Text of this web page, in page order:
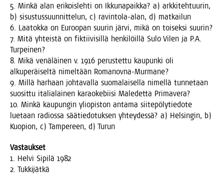
5. Min­kä alan eri­kois­leh­ti on Ikku­na­paik­ka? a) ark­ki­teh­tuu­rin,
b) sisus­tus­suun­nit­te­lun, c) ravin­to­la-alan, d) matkailun
6. Laa­tok­ka on Euroo­pan suu­rin jär­vi, mikä on toi­sek­si suurin?
7. Mitä yhteis­tä on fik­tii­vi­sil­lä hen­ki­löil­lä Sulo Vilen ja P.A.
Turpeinen?
8. Mikä venä­läi­nen v. 1916 perus­tet­tu kau­pun­ki oli
alku­pe­räi­sel­tä nimel­tään Romanovna-Murmane?
9. Mil­lä har­haan joh­ta­val­la suo­ma­lai­sel­la nimel­lä tun­ne­taan
suo­sit­tu ita­lia­lai­nen karao­ke­bii­si Male­det­ta Primavera?
10. Min­kä kau­pun­gin yli­opis­ton anta­ma sii­te­pö­ly­tie­do­te
lue­taan radios­sa sää­tie­do­tuk­sen yhtey­des­sä? a) Hel­sin­gin, b)
Kuo­pion, c) Tam­pe­reen, d) Turun
Vas­tauk­set
1. Hel­vi Sipi­lä 1982
2. Tukkijätkä